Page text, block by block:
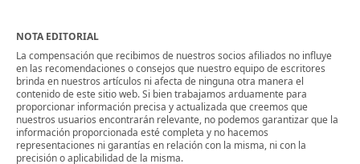
NOTA EDITORIAL
La compensación que recibimos de nuestros socios afiliados no influye
en las recomendaciones o consejos que nuestro equipo de escritores
brinda en nuestros artículos ni afecta de ninguna otra manera el
contenido de este sitio web. Si bien trabajamos arduamente para
proporcionar información precisa y actualizada que creemos que
nuestros usuarios encontrarán relevante, no podemos garantizar que la
información proporcionada esté completa y no hacemos
representaciones ni garantías en relación con la misma, ni con la
precisión o aplicabilidad de la misma.